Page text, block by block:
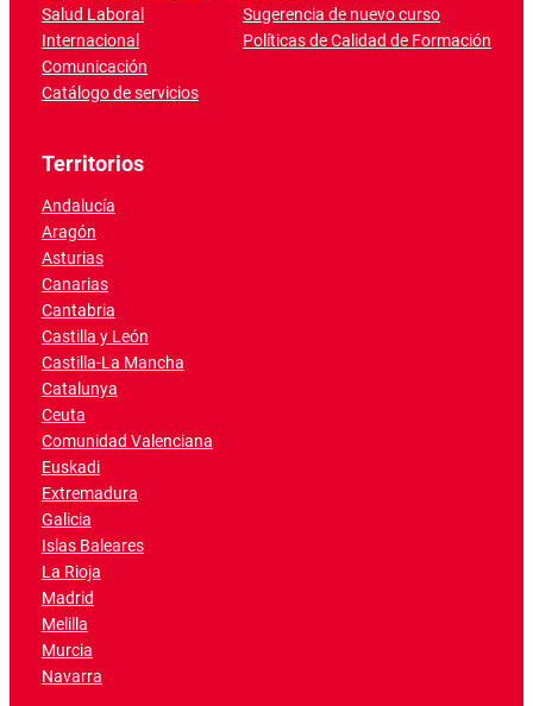
Salud Laboral
Internacional
Comunicación
Catálogo de servicios
Sugerencia de nuevo curso
Políticas de Calidad de Formación
Territorios
Andalucía
Aragón
Asturias
Canarias
Cantabria
Castilla y León
Castilla-La Mancha
Catalunya
Ceuta
Comunidad Valenciana
Euskadi
Extremadura
Galicia
Islas Baleares
La Rioja
Madrid
Melilla
Murcia
Navarra